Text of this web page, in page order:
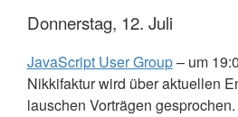
Donnerstag, 12. Juli
JavaScript User Group– um
Nikkifaktur wird über aktuellen
lauschen Vorträgen gesprochen.